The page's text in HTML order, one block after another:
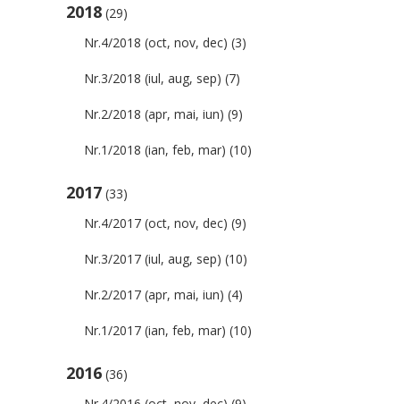
2018 (29)
Nr.4/2018 (oct, nov, dec) (3)
Nr.3/2018 (iul, aug, sep) (7)
Nr.2/2018 (apr, mai, iun) (9)
Nr.1/2018 (ian, feb, mar) (10)
2017 (33)
Nr.4/2017 (oct, nov, dec) (9)
Nr.3/2017 (iul, aug, sep) (10)
Nr.2/2017 (apr, mai, iun) (4)
Nr.1/2017 (ian, feb, mar) (10)
2016 (36)